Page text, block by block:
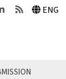
Feeds ENG